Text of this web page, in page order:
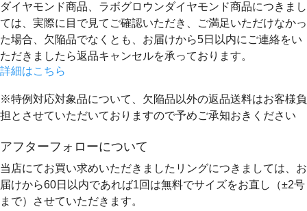
ダイヤモンド商品、ラボグロウンダイヤモンド商品につきまし
ては、実際に目で見てご確認いただき、ご満足いただけなかっ
た場合、欠陥品でなくとも、 お届けから5日以内にご連絡をい
ただきましたら返品キャンセルを承っております。
詳細はこちら
※特例対応対象品について、欠陥品以外の返品送料はお客様負
担とさせていただいておりますので予めご承知おきください
アフターフォローについて
当店にてお買い求めいただきましたリングにつきましては、お
届けから60日以内であれば1回は無料でサイズをお直し（±2号
まで）させていただきます。